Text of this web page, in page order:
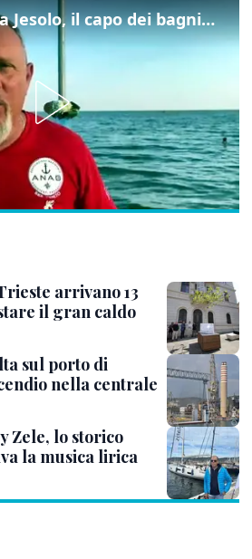
Tuffi dai pontili a Jesolo, il capo dei bagnini: "L'impegno di tutti per evitare altre tragedie"
arrivano 13
il gran caldo
sul porto di
nella centrale
Zele, lo storico
la musica lirica